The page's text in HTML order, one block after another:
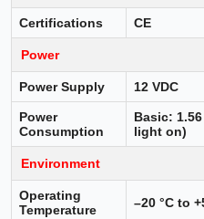
Certifications CE
Power
Power Supply 12 VDC
Power
Consumption
Basic:
light on)
Environment
Operating
Temperature
–20 °C to